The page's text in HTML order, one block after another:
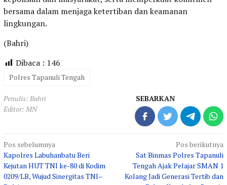
bersama dalam menjaga ketertiban dan keamanan
lingkungan.
(Bahri)
Dibaca : 146
Polres Tapanuli Tengah
Penulis: Bahri
Editor: MN
SEBARKAN
Navigasi
pos
Pos sebelumnya
Kapolres Labuhanbatu Beri
Kejutan HUT TNI ke-80 di Kodim
0209/LB, Wujud Sinergitas TNI–
Pos berikutnya
Sat Binmas Polres Tapanuli
Tengah Ajak Pelajar SMAN 1
Kolang Jadi Generasi Tertib dan